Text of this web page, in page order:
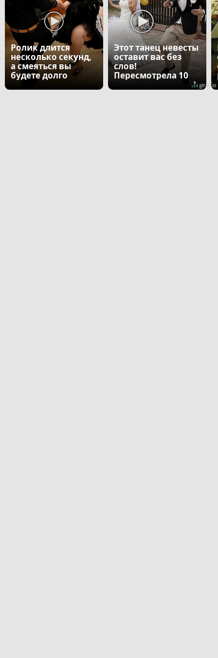
Ролик длится
несколько секунд,
а смеяться вы
будете долго
Этот танец невесты
оставит вас без
слов!
Пересмотрела 10